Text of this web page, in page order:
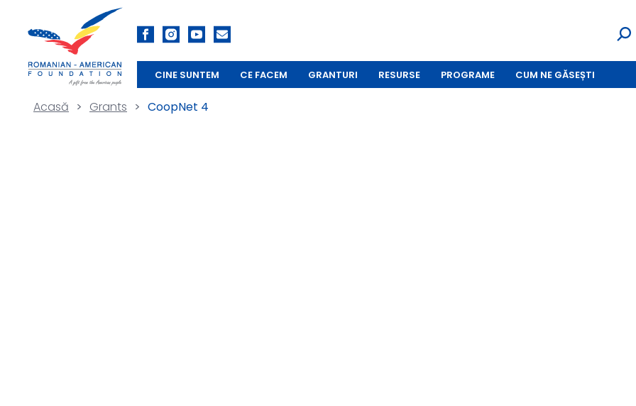
CINE SUNTEM CE FACEM GRANTURI RESURSE PROGRAME CUM NE GĂSEȘTI
Acasă > Grants > CoopNet 4